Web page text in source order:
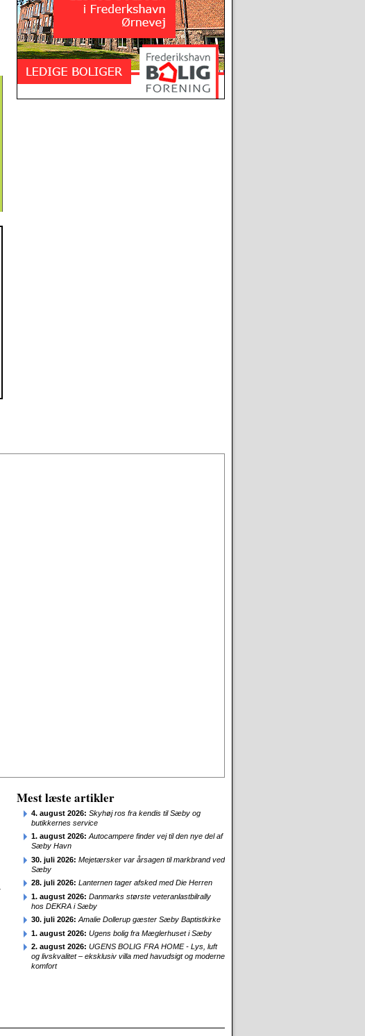
Mest læste artikler
4. august 2026: Skyhøj ros fra kendis til Sæby og
butikkernes service
1. august 2026: Autocampere finder vej til den nye del af
Sæby Havn
30. juli 2026: Mejetærsker var årsagen til markbrand ved
Sæby
28. juli 2026: Lanternen tager afsked med Die Herren
1. august 2026: Danmarks største veteranlastbilrally
hos DEKRA i Sæby
30. juli 2026: Amalie Dollerup gæster Sæby Baptistkirke
1. august 2026: Ugens bolig fra Mæglerhuset i Sæby
2. august 2026: UGENS BOLIG FRA HOME - Lys, luft
og livskvalitet – eksklusiv villa med havudsigt og moderne
komfort